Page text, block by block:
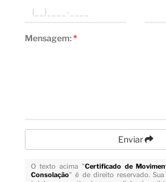
Mensagem:*
Enviar
O texto acima "Certificado de
Consolação" é de direito reservado.